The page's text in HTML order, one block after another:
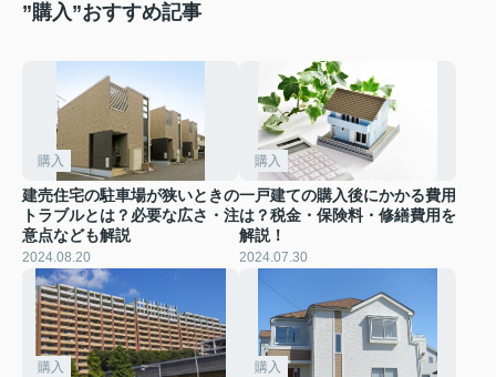
”購入”おすすめ記事
購入
建売住宅の駐車場が狭いときの
トラブルとは？必要な広さ・注
意点なども解説
2024.08.20
購入
一戸建ての購入後にかかる費用
は？税金・保険料・修繕費用を
解説！
2024.07.30
購入 購入